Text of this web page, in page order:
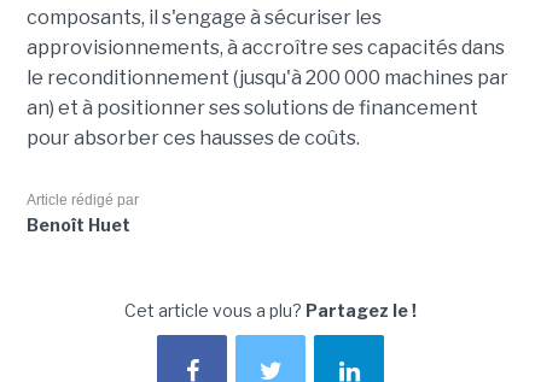
composants, il s'engage à sécuriser les
approvisionnements, à accroître ses capacités dans
le reconditionnement (jusqu'à 200 000 machines par
an) et à positionner ses solutions de financement
pour absorber ces hausses de coûts.
Article rédigé par
Benoît Huet
Cet article vous a plu? Partagez le !